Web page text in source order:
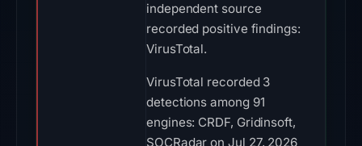
independent source
recorded positive findings:
VirusTotal.
VirusTotal recorded 3
detections among 91
engines: CRDF, Gridinsoft,
SOCRadar on Jul 27, 2026